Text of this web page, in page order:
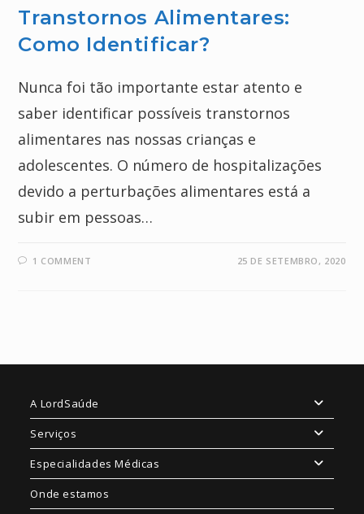
Transtornos Alimentares:
Como Identificar?
Nunca foi tão importante estar atento e
saber identificar possíveis transtornos
alimentares nas nossas crianças e
adolescentes. O número de hospitalizações
devido a perturbações alimentares está a
subir em pessoas…
1 COMMENT 25 DE SETEMBRO, 2020
A LordSaúde
Serviços
Especialidades Médicas
Onde estamos